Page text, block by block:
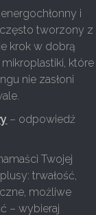
i
tworzony z
krok w dobrą
które
nie zasłoni
– odpowiedź
Twojej
trwałość,
możliwe
– wybieraj